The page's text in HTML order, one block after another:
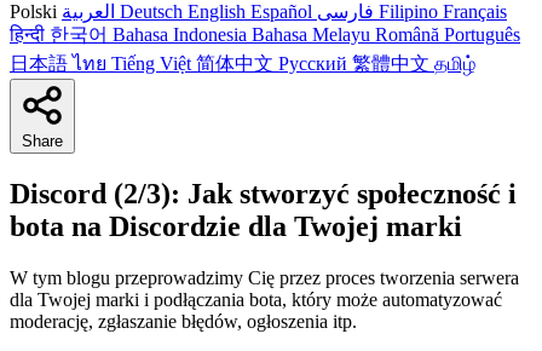
Polski
Deutsch English Español Filipino Français
हिन्दी 한국어 Bahasa Indonesia Bahasa Melayu Română Português
日本語ไทย Tiếng Việt 简体中文 Русский 繁體中文 தமிழ்
Share
Discord (2/3): Jak stworzyć społeczność i
bota na Discordzie dla Twojej marki
W tym blogu przeprowadzimy Cię przez proces tworzenia serwera
dla Twojej marki i podłączania bota, który może automatyzować
moderację, zgłaszanie błędów, ogłoszenia itp.